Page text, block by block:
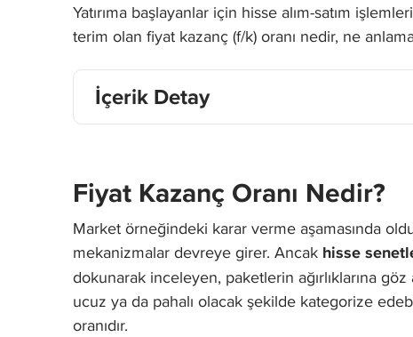
Yatırıma başlayanlar için hisse alım-satım
terim olan fiyat kazanç (f/k) oranı nedir, ne
İçerik Detay
Fiyat Kazanç Oranı Nedir?
Market örneğindeki karar verme aşamasında
mekanizmalar devreye girer. Ancak hisse
dokunarak inceleyen, paketlerin ağırlıklarına
ucuz ya da pahalı olacak şekilde kategorize
oranıdır.